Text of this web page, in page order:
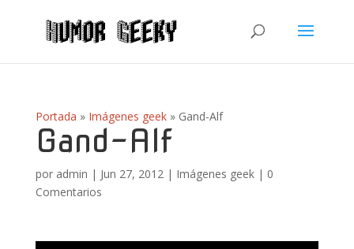
Portada » Imágenes geek» Gand-Alf
Gand-Alf
por admin | Jun 27, 2012| Imágenes geek| 0
Comentarios